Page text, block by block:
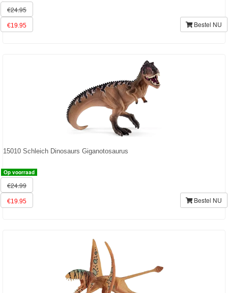
€24.95
€19.95 Bestel NU
15010 Schleich Dinosaurs Giganotosaurus
Op voorraad
€24.99
€19.95 Bestel NU